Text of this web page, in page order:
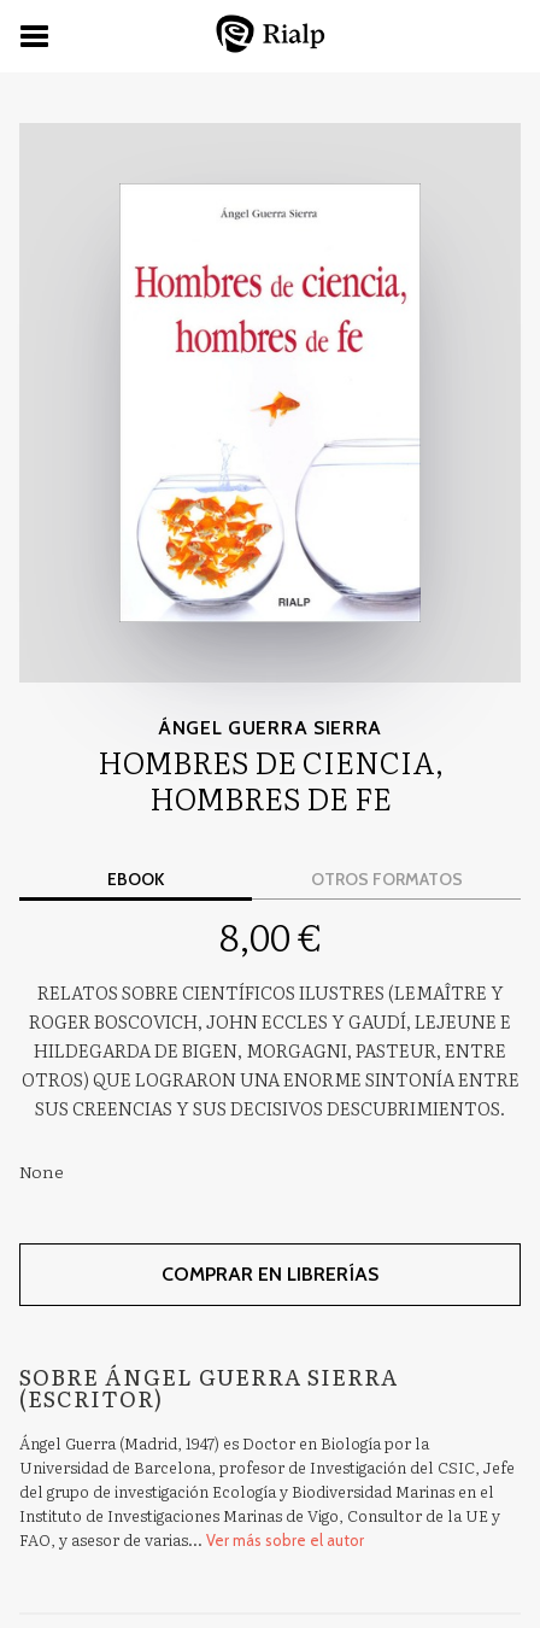
ÁNGEL GUERRA SIERRA
HOMBRES DE CIENCIA,
HOMBRES DE FE
EBOOK OTROS FORMATOS
8,00 €
RELATOS SOBRE CIENTÍFICOS ILUSTRES (LEMAÎTRE Y
ROGER BOSCOVICH, JOHN ECCLES Y GAUDÍ, LEJEUNE E
HILDEGARDA DE BIGEN, MORGAGNI, PASTEUR, ENTRE
OTROS) QUE LOGRARON UNA ENORME SINTONÍA ENTRE
SUS CREENCIAS Y SUS DECISIVOS DESCUBRIMIENTOS.
None
COMPRAR EN LIBRERÍAS
SOBRE ÁNGEL GUERRA SIERRA
(ESCRITOR)
Ángel Guerra (Madrid, 1947) es Doctor en Biología por la
Universidad de Barcelona, profesor de Investigación del CSIC, Jefe
del grupo de investigación Ecología y Biodiversidad Marinas en el
Instituto de Investigaciones Marinas de Vigo, Consultor de la UE y
FAO, y asesor de varias... Ver más sobre el autor